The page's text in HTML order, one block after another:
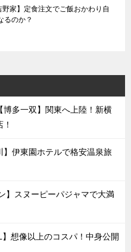
家】定食注文でご飯おかわり自
るのか？
多一双】関東へ上陸！新横
伊東園ホテルで格安温泉旅
】スヌーピーパジャマで大満
想像以上のコスパ！中身公開